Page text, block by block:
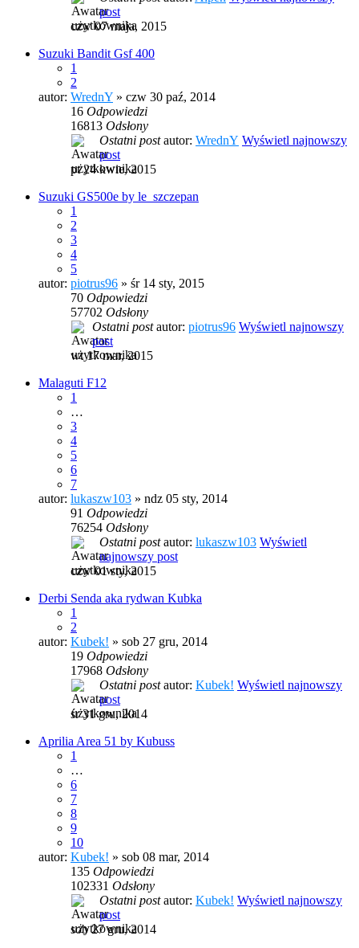
post
czw 07 maja, 2015
Suzuki Bandit Gsf 400
1
2
autor: WrednY » czw 30 paź, 2014
16 Odpowiedzi
16813 Odsłony
Ostatni postautor: WrednY Wyświetl najnowszy
post
pt 24 kwie, 2015
Suzuki GS500e by le_szczepan
1
2
3
4
5
autor: piotrus96 » śr 14 sty, 2015
70 Odpowiedzi
57702 Odsłony
Ostatni postautor: piotrus96 Wyświetl najnowszy
post
wt 17 mar, 2015
Malaguti F12
1
…
3
4
5
6
7
autor: lukaszw103 » ndz 05 sty, 2014
91 Odpowiedzi
76254 Odsłony
Ostatni postautor: lukaszw103 Wyświetl
najnowszy post
czw 01 sty, 2015
Derbi Senda aka rydwan Kubka
1
2
autor: Kubek! » sob 27 gru, 2014
19 Odpowiedzi
17968 Odsłony
Ostatni postautor: Kubek! Wyświetl najnowszy
post
śr 31 gru, 2014
Aprilia Area 51 by Kubuss
1
…
6
7
8
9
10
autor: Kubek! » sob 08 mar, 2014
135 Odpowiedzi
102331 Odsłony
Ostatni postautor: Kubek! Wyświetl najnowszy
post
sob 27 gru, 2014